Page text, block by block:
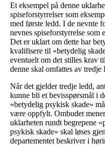
Et eksempel på denne
spiseforstyrrelser som
med første ledd. I de nevnte
nevnes spiseforstyrrelse som
Det er uklart om dette har
kvalifisere til «betydelig
eventuelt om det stilles krav
denne skal omfattes av tredje
Når det gjelder tredje ledd,
kunne bli et bevisspørsmål i
«betydelig psykisk skade»
være oppfylt. Ombudet
uklarheten rundt begrepene
psykisk skade» skal løses
departementet beskriver i